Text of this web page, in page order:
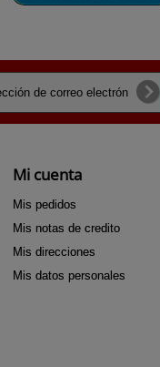
Mi cuenta
Mis pedidos
Mis notas de credito
Mis direcciones
Mis datos personales